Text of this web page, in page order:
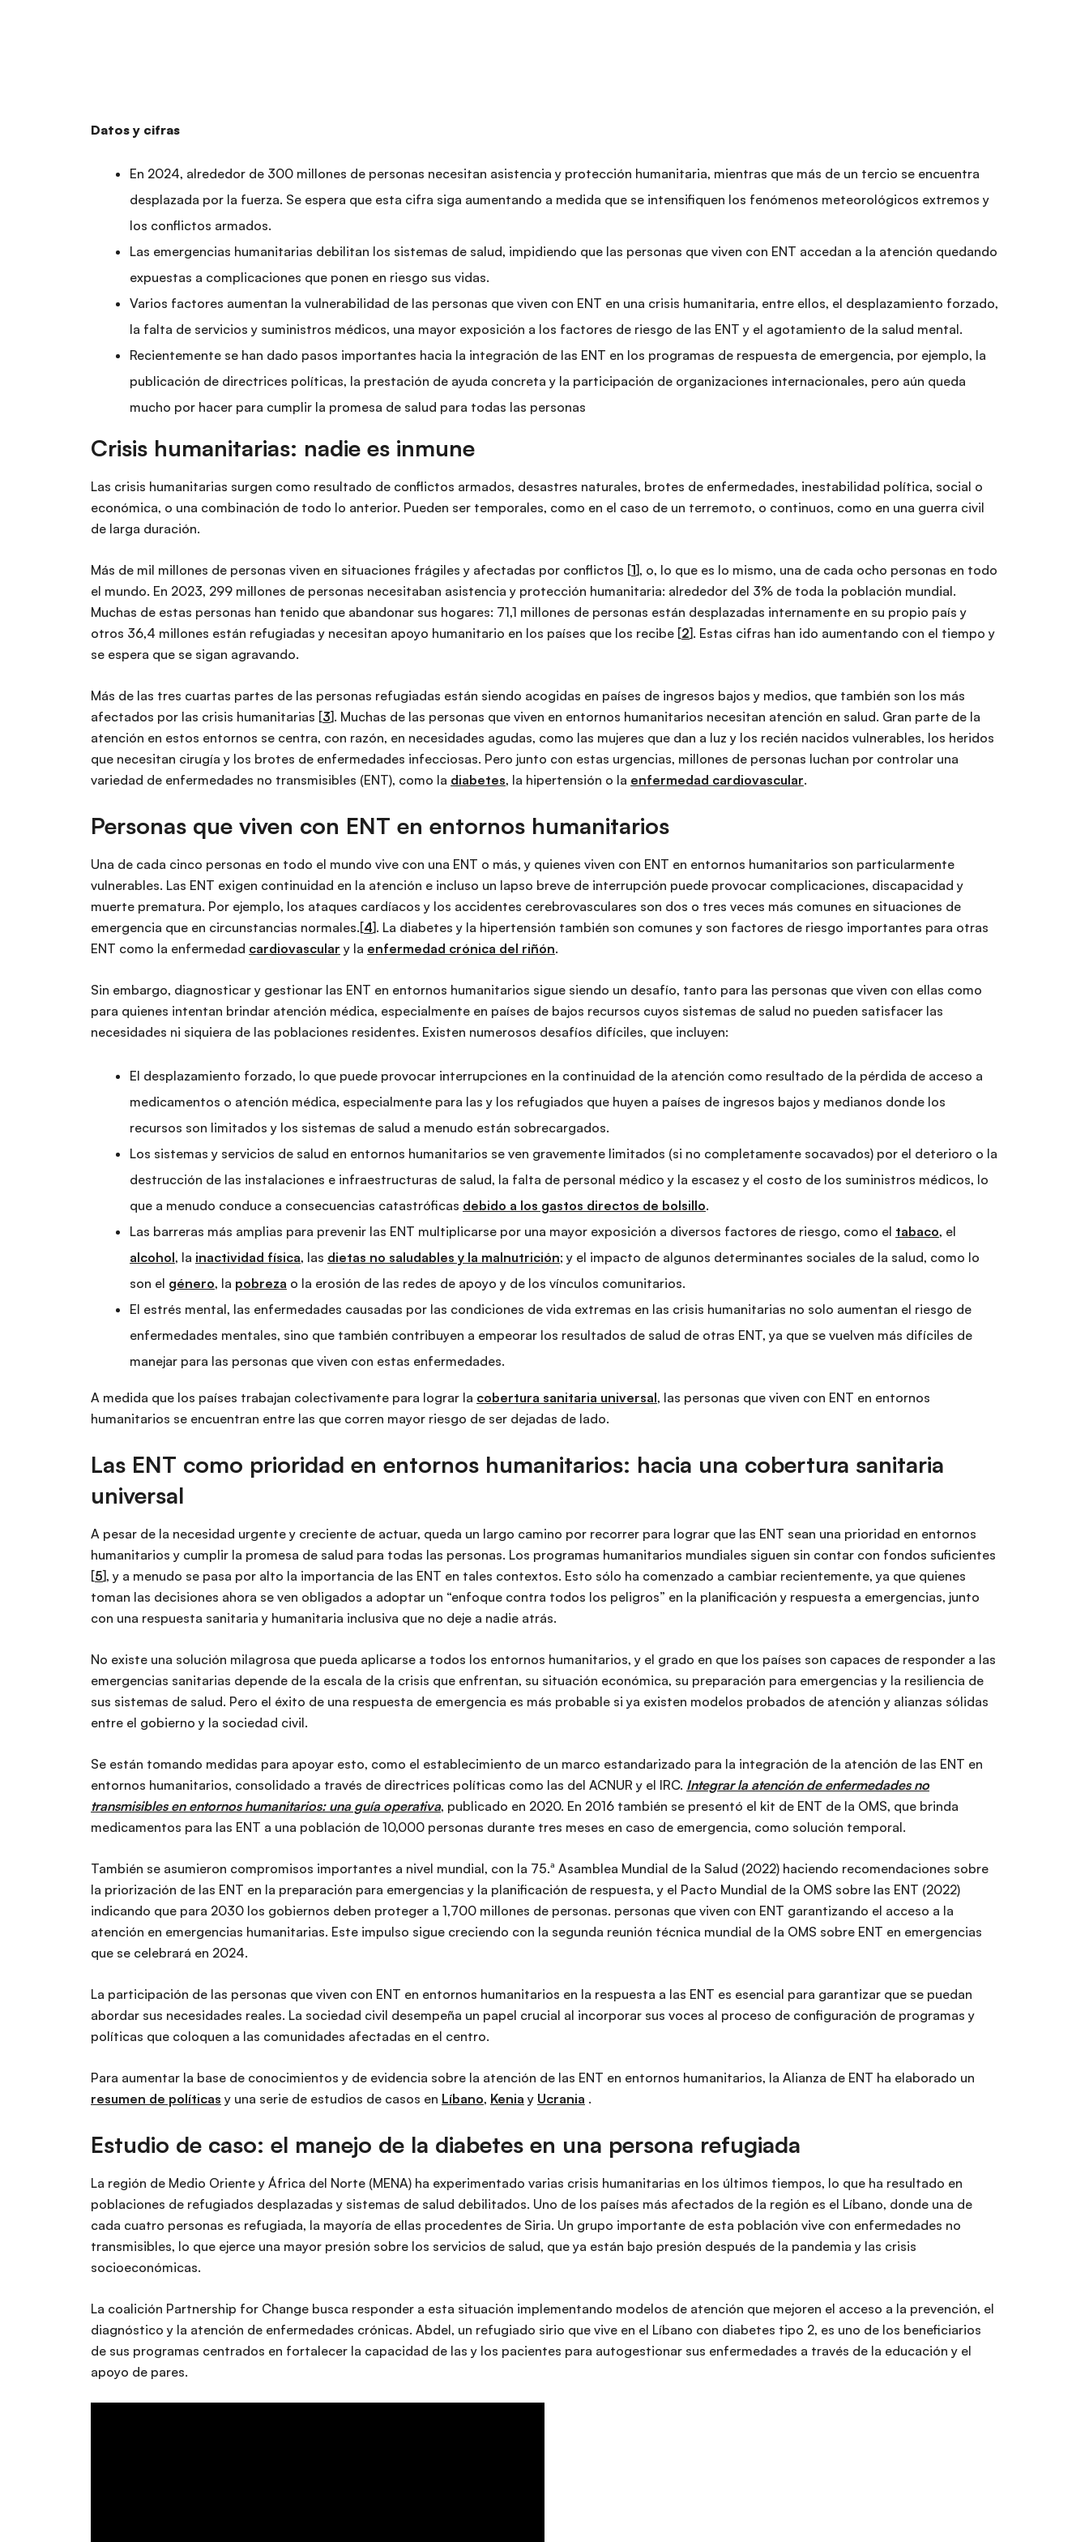
Datos y cifras
En 2024, alrededor de 300 millones de personas necesitan asistencia y protección humanitaria, mientras que más de un tercio se encuentra
desplazada por la fuerza. Se espera que esta cifra siga aumentando a medida que se intensifiquen los fenómenos meteorológicos extremos y
los conflictos armados.
Las emergencias humanitarias debilitan los sistemas de salud, impidiendo que las personas que viven con ENT accedan a la atención quedando
expuestas a complicaciones que ponen en riesgo sus vidas.
Varios factores aumentan la vulnerabilidad de las personas que viven con ENT en una crisis humanitaria, entre ellos, el desplazamiento forzado,
la falta de servicios y suministros médicos, una mayor exposición a los factores de riesgo de las ENT y el agotamiento de la salud mental.
Recientemente se han dado pasos importantes hacia la integración de las ENT en los programas de respuesta de emergencia, por ejemplo, la
publicación de directrices políticas, la prestación de ayuda concreta y la participación de organizaciones internacionales, pero aún queda
mucho por hacer para cumplir la promesa de salud para todas las personas
Crisis humanitarias: nadie es inmune
Las crisis humanitarias surgen como resultado de conflictos armados, desastres naturales, brotes de enfermedades, inestabilidad política, social o
económica, o una combinación de todo lo anterior. Pueden ser temporales, como en el caso de un terremoto, o continuos, como en una guerra civil
de larga duración.
Más de mil millones de personas viven en situaciones frágiles y afectadas por conflictos [1], o, lo que es lo mismo, una de cada ocho personas en todo
el mundo. En 2023, 299 millones de personas necesitaban asistencia y protección humanitaria: alrededor del 3% de toda la población mundial.
Muchas de estas personas han tenido que abandonar sus hogares: 71,1 millones de personas están desplazadas internamente en su propio país y
otros 36,4 millones están refugiadas y necesitan apoyo humanitario en los países que los recibe [2]. Estas cifras han ido aumentando con el tiempo y
se espera que se sigan agravando.
Más de las tres cuartas partes de las personas refugiadas están siendo acogidas en países de ingresos bajos y medios, que también son los más
afectados por las crisis humanitarias [3]. Muchas de las personas que viven en entornos humanitarios necesitan atención en salud. Gran parte de la
atención en estos entornos se centra, con razón, en necesidades agudas, como las mujeres que dan a luz y los recién nacidos vulnerables, los heridos
que necesitan cirugía y los brotes de enfermedades infecciosas. Pero junto con estas urgencias, millones de personas luchan por controlar una
variedad de enfermedades no transmisibles (ENT), como la diabetes, la hipertensión o la enfermedad cardiovascular.
Personas que viven con ENT en entornos humanitarios
Una de cada cinco personas en todo el mundo vive con una ENT o más, y quienes viven con ENT en entornos humanitarios son particularmente
vulnerables. Las ENT exigen continuidad en la atención e incluso un lapso breve de interrupción puede provocar complicaciones, discapacidad y
muerte prematura. Por ejemplo, los ataques cardíacos y los accidentes cerebrovasculares son dos o tres veces más comunes en situaciones de
emergencia que en circunstancias normales.[4]. La diabetes y la hipertensión también son comunes y son factores de riesgo importantes para otras
ENT como la enfermedad cardiovascular y la enfermedad crónica del riñón.
Sin embargo, diagnosticar y gestionar las ENT en entornos humanitarios sigue siendo un desafío, tanto para las personas que viven con ellas como
para quienes intentan brindar atención médica, especialmente en países de bajos recursos cuyos sistemas de salud no pueden satisfacer las
necesidades ni siquiera de las poblaciones residentes. Existen numerosos desafíos difíciles, que incluyen:
El desplazamiento forzado, lo que puede provocar interrupciones en la continuidad de la atención como resultado de la pérdida de acceso a
medicamentos o atención médica, especialmente para las y los refugiados que huyen a países de ingresos bajos y medianos donde los
recursos son limitados y los sistemas de salud a menudo están sobrecargados.
Los sistemas y servicios de salud en entornos humanitarios se ven gravemente limitados (si no completamente socavados) por el deterioro o la
destrucción de las instalaciones e infraestructuras de salud, la falta de personal médico y la escasez y el costo de los suministros médicos, lo
que a menudo conduce a consecuencias catastróficas debido a los gastos directos de bolsillo.
Las barreras más amplias para prevenir las ENT multiplicarse por una mayor exposición a diversos factores de riesgo, como el tabaco, el
alcohol, la inactividad física, las dietas no saludables y la malnutrición; y el impacto de algunos determinantes sociales de la salud, como lo
son el género, la pobreza o la erosión de las redes de apoyo y de los vínculos comunitarios.
El estrés mental, las enfermedades causadas por las condiciones de vida extremas en las crisis humanitarias no solo aumentan el riesgo de
enfermedades mentales, sino que también contribuyen a empeorar los resultados de salud de otras ENT, ya que se vuelven más difíciles de
manejar para las personas que viven con estas enfermedades.
A medida que los países trabajan colectivamente para lograr la cobertura sanitaria universal, las personas que viven con ENT en entornos
humanitarios se encuentran entre las que corren mayor riesgo de ser dejadas de lado.
Las ENT como prioridad en entornos humanitarios: hacia una cobertura sanitaria
universal
A pesar de la necesidad urgente y creciente de actuar, queda un largo camino por recorrer para lograr que las ENT sean una prioridad en entornos
humanitarios y cumplir la promesa de salud para todas las personas. Los programas humanitarios mundiales siguen sin contar con fondos suficientes
[5], y a menudo se pasa por alto la importancia de las ENT en tales contextos. Esto sólo ha comenzado a cambiar recientemente, ya que quienes
toman las decisiones ahora se ven obligados a adoptar un “enfoque contra todos los peligros” en la planificación y respuesta a emergencias, junto
con una respuesta sanitaria y humanitaria inclusiva que no deje a nadie atrás.
No existe una solución milagrosa que pueda aplicarse a todos los entornos humanitarios, y el grado en que los países son capaces de responder a las
emergencias sanitarias depende de la escala de la crisis que enfrentan, su situación económica, su preparación para emergencias y la resiliencia de
sus sistemas de salud. Pero el éxito de una respuesta de emergencia es más probable si ya existen modelos probados de atención y alianzas sólidas
entre el gobierno y la sociedad civil.
Se están tomando medidas para apoyar esto, como el establecimiento de un marco estandarizado para la integración de la atención de las ENT en
entornos humanitarios, consolidado a través de directrices políticas como las del ACNUR y el IRC. Integrar la atención de enfermedades no
transmisibles en entornos humanitarios: una guía operativa, publicado en 2020. En 2016 también se presentó el kit de ENT de la OMS, que brinda
medicamentos para las ENT a una población de 10,000 personas durante tres meses en caso de emergencia, como solución temporal.
También se asumieron compromisos importantes a nivel mundial, con la 75.ª Asamblea Mundial de la Salud (2022) haciendo recomendaciones sobre
la priorización de las ENT en la preparación para emergencias y la planificación de respuesta, y el Pacto Mundial de la OMS sobre las ENT (2022)
indicando que para 2030 los gobiernos deben proteger a 1,700 millones de personas. personas que viven con ENT garantizando el acceso a la
atención en emergencias humanitarias. Este impulso sigue creciendo con la segunda reunión técnica mundial de la OMS sobre ENT en emergencias
que se celebrará en 2024.
La participación de las personas que viven con ENT en entornos humanitarios en la respuesta a las ENT es esencial para garantizar que se puedan
abordar sus necesidades reales. La sociedad civil desempeña un papel crucial al incorporar sus voces al proceso de configuración de programas y
políticas que coloquen a las comunidades afectadas en el centro.
Para aumentar la base de conocimientos y de evidencia sobre la atención de las ENT en entornos humanitarios, la Alianza de ENT ha elaborado un
resumen de políticas y una serie de estudios de casos en Líbano, Kenia y Ucrania .
Estudio de caso: el manejo de la diabetes en una persona refugiada
La región de Medio Oriente y África del Norte (MENA) ha experimentado varias crisis humanitarias en los últimos tiempos, lo que ha resultado en
poblaciones de refugiados desplazadas y sistemas de salud debilitados. Uno de los países más afectados de la región es el Líbano, donde una de
cada cuatro personas es refugiada, la mayoría de ellas procedentes de Siria. Un grupo importante de esta población vive con enfermedades no
transmisibles, lo que ejerce una mayor presión sobre los servicios de salud, que ya están bajo presión después de la pandemia y las crisis
socioeconómicas.
La coalición Partnership for Change busca responder a esta situación implementando modelos de atención que mejoren el acceso a la prevención, el
diagnóstico y la atención de enfermedades crónicas. Abdel, un refugiado sirio que vive en el Líbano con diabetes tipo 2, es uno de los beneficiarios
de sus programas centrados en fortalecer la capacidad de las y los pacientes para autogestionar sus enfermedades a través de la educación y el
apoyo de pares.